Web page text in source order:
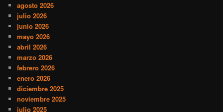
agosto 2026
julio 2026
junio 2026
mayo 2026
abril 2026
marzo 2026
febrero 2026
enero 2026
diciembre 2025
noviembre 2025
julio 2025